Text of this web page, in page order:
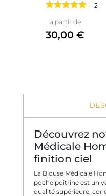
2
à partir dePrix
30,00 €
Découvrez
Médicale
finition ciel
La Blouse Médicale
poche poitrine est un
qualité supérieure,